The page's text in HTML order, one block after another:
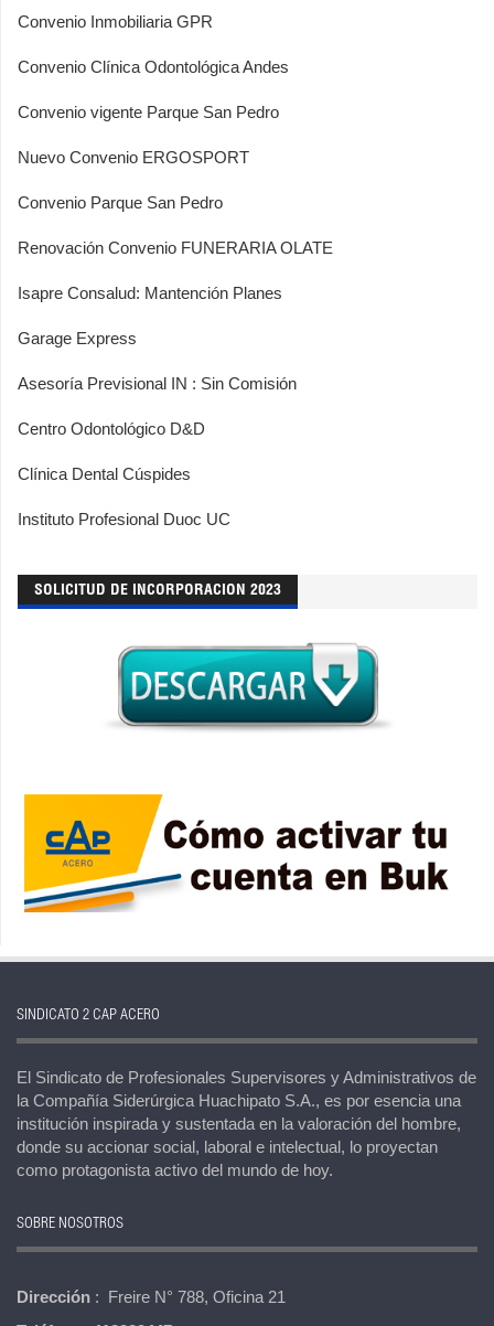
Convenio Inmobiliaria GPR
Convenio Clínica Odontológica Andes
Convenio vigente Parque San Pedro
Nuevo Convenio ERGOSPORT
Convenio Parque San Pedro
Renovación Convenio FUNERARIA OLATE
Isapre Consalud: Mantención Planes
Garage Express
Asesoría Previsional IN : Sin Comisión
Centro Odontológico D&D
Clínica Dental Cúspides
Instituto Profesional Duoc UC
SOLICITUD DE INCORPORACION 2023
SINDICATO 2 CAP ACERO
El Sindicato de Profesionales Supervisores y Administrativos de
la Compañía Siderúrgica Huachipato S.A., es por esencia una
institución inspirada y sustentada en la valoración del hombre,
donde su accionar social, laboral e intelectual, lo proyectan
como protagonista activo del mundo de hoy.
SOBRE NOSOTROS
Dirección : Freire N° 788, Oficina 21